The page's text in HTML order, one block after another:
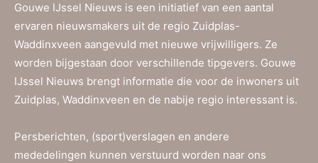
Gouwe IJssel Nieuws is een initiatief van een aantal
ervaren nieuwsmakers uit de regio Zuidplas-
Waddinxveen aangevuld met nieuwe vrijwilligers. Ze
worden bijgestaan door verschillende tipgevers. Gouwe
IJssel Nieuws brengt informatie die voor de inwoners uit
Zuidplas, Waddinxveen en de nabije regio interessant is.
Persberichten, (sport)verslagen en andere
mededelingen kunnen verstuurd worden naar ons